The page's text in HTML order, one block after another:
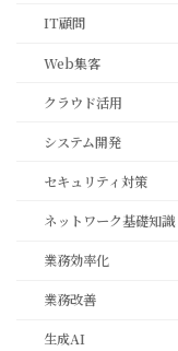
IT顧問
Web集客
クラウド活用
システム開発
セキュリティ対策
ネットワーク基礎知識
業務効率化
業務改善
生成AI